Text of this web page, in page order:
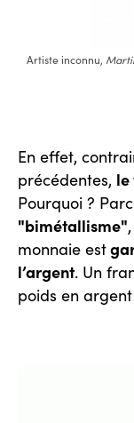
Artiste inconnu,
En effet,
précédentes, le
Pourquoi ?
"bimétallisme"
monnaie est
l’argent. Un
poids en